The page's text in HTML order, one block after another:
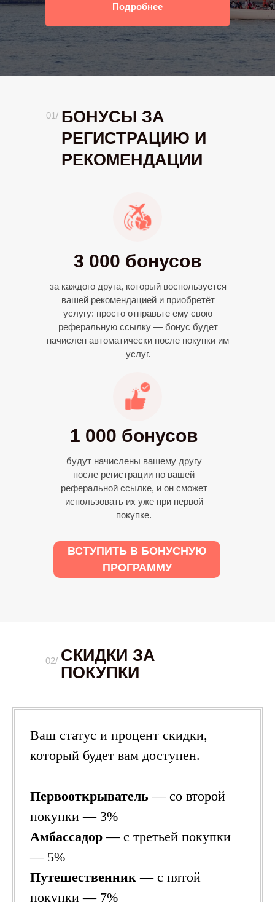
Подробнее
БОНУСЫ ЗА
РЕГИСТРАЦИЮ И
РЕКОМЕНДАЦИИ
01/
1 000 бонусов
будут начислены вашему другу
после регистрации по вашей
реферальной ссылке, и он сможет
использовать их уже при первой
покупке.
3 000 бонусов
за каждого друга, который воспользуется
вашей рекомендацией и приобретёт
услугу: просто отправьте ему свою
реферальную ссылку — бонус будет
начислен автоматически после покупки им
услуг.
ВСТУПИТЬ В БОНУСНУЮ
ПРОГРАММУ
СКИДКИ ЗА
ПОКУПКИ
02/
Ваш статус и процент скидки,
который будет вам доступен.
Первооткрыватель— со второй
покупки — 3%
Амбассадор— с третьей покупки
— 5%
Путешественник— с пятой
покупки — 7%